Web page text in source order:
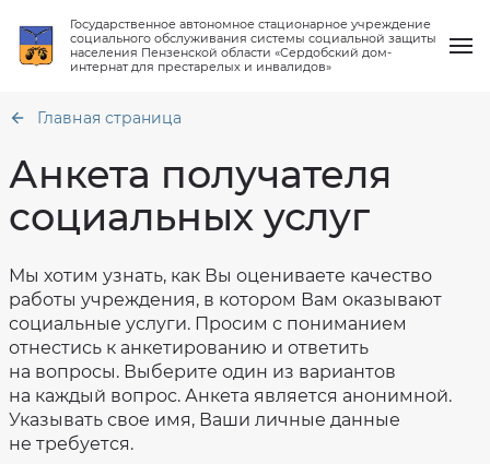
Государственное автономное стационарное учреждение
социального обслуживания системы социальной защиты
населения Пензенской области «Сердобский дом-
интернат для престарелых и инвалидов»
О нас
Структура
ГАСУСОССЗН
ПО
"Сердобский
дом-
интернат
для
престарелых
инвалидов"
Материально
техническое
обеспечение
Услуги
Тарифы
на
социальные
услуги
Режим
работы
ГАСУСОССЗН
ПО
"Сердобский-
интернат
престарелых
Работа клубов
Новости
Вопрос-ответ
Главная страница
Анкета получателя
социальных услуг
Мы хотим узнать, как Вы оцениваете качество
работы учреждения, в котором Вам оказывают
социальные услуги. Просим с пониманием
отнестись к анкетированию и ответить
на вопросы. Выберите один из вариантов
на каждый вопрос. Анкета является анонимной.
Указывать свое имя, Ваши личные данные
не требуется.